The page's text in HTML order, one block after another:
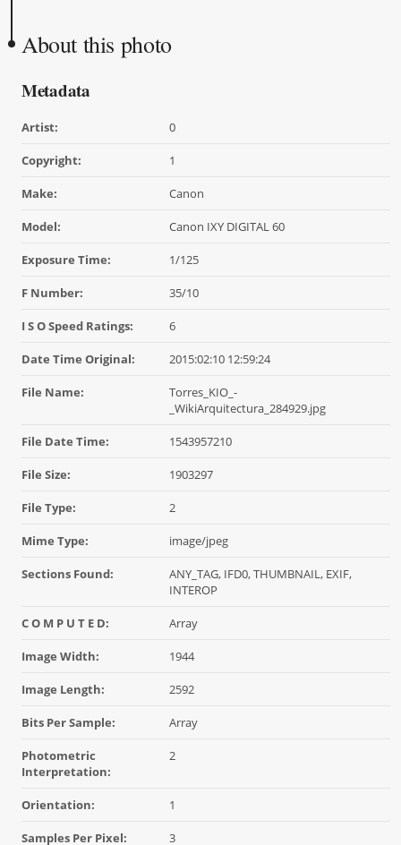
About this photo
Metadata
Artist: 0
Copyright: 1
Make: Canon
Model: Canon IXY DIGITAL 60
Exposure Time: 1/125
F Number: 35/10
I S O Speed Ratings: 6
Date Time Original: 2015:02:10 12:59:24
File Name:
Torres_KIO_-
_WikiArquitectura_284929.jpg
File Date Time: 1543957210
File Size: 1903297
File Type: 2
Mime Type: image/jpeg
Sections Found:
ANY_TAG, IFD0, THUMBNAIL, EXIF,
INTEROP
C O M P U T E D: Array
Image Width: 1944
Image Length: 2592
Bits Per Sample: Array
Photometric
Interpretation:
2
Orientation: 1
Samples Per Pixel: 3